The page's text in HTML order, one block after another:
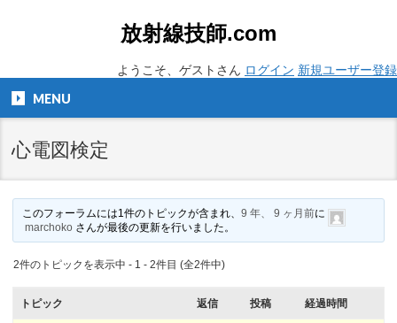
放射線技師.com
ようこそ、ゲストさん ログイン 新規ユーザー登録
MENU
心電図検定
このフォーラムには1件のトピックが含まれ、 9 年、 9 ヶ月前に
marchokoさんが最後の更新を行いました。
2件のトピックを表示中 - 1 - 2件目 (全2件中)
トピック 返信 投稿 経過時間